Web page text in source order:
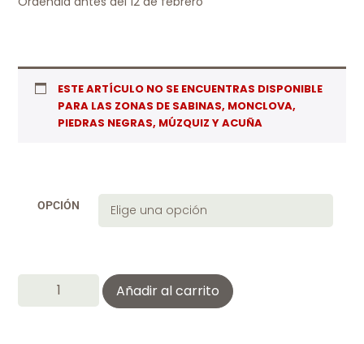
ESTE ARTÍCULO NO SE ENCUENTRAS DISPONIBLE
PARA LAS ZONAS DE SABINAS, MONCLOVA,
PIEDRAS NEGRAS, MÚZQUIZ Y ACUÑA
OPCIÓN
Añadir al carrito